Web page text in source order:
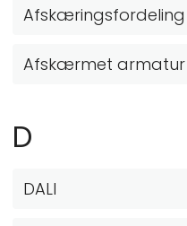
Afskæringsfordeling
Afskærmet armatur
D
DALI